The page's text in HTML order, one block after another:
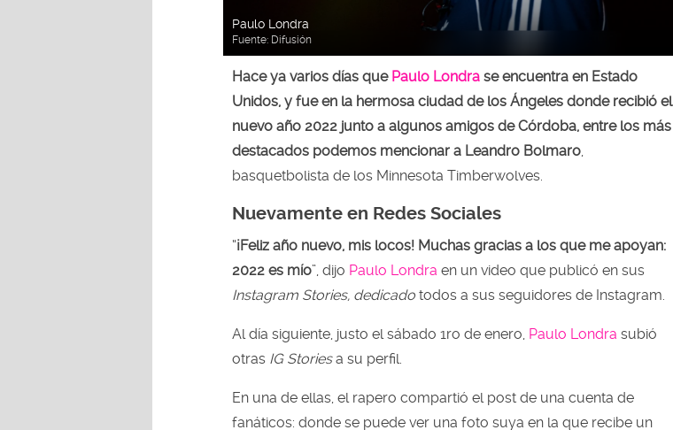
Paulo Londra
Fuente: Difusión
Hace ya varios días que Paulo Londra se encuentra en Estado
Unidos, y fue en la hermosa ciudad de los Ángeles donde recibió el
nuevo año 2022 junto a algunos amigos de Córdoba, entre los más
destacados podemos mencionar a Leandro Bolmaro,
basquetbolista de los Minnesota Timberwolves.
Nuevamente en Redes Sociales
“¡Feliz año nuevo, mis locos! Muchas gracias a los que me apoyan:
2022 es mío”, dijo Paulo Londra en un video que publicó en sus
Instagram Stories, dedicado todos a sus seguidores de Instagram.
Al día siguiente, justo el sábado 1ro de enero, Paulo Londra subió
otras IG Storiesa su perfil.
En una de ellas, el rapero compartió el post de una cuenta de
fanáticos: donde se puede ver una foto suya en la que recibe un